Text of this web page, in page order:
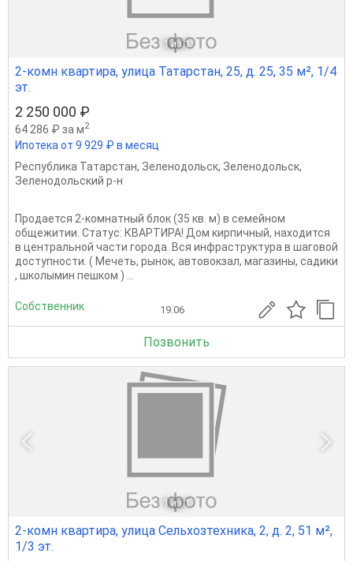
1 из 1
2-комн квартира, улица Татарстан, 25, д. 25, 35 м², 1/4
эт.
2 250 000 ₽
64 286 ₽ за м2
Ипотека от 9 929 ₽ в месяц
Республика Татарстан, Зеленодольск, Зеленодольск,
Зеленодольский р-н
Продается 2-комнатный блок (35 кв. м) в семейном
общежитии. Статус: КВАРТИРА! Дом кирпичный, находится
в центральной части города. Вся инфраструктура в шаговой
доступности. ( Мечеть, рынок, автовокзал, магазины, садики
, школымин пешком ) ...
Собственник 19.06
Позвонить
1 из 1
2-комн квартира, улица Сельхозтехника, 2, д. 2, 51 м²,
1/3 эт.